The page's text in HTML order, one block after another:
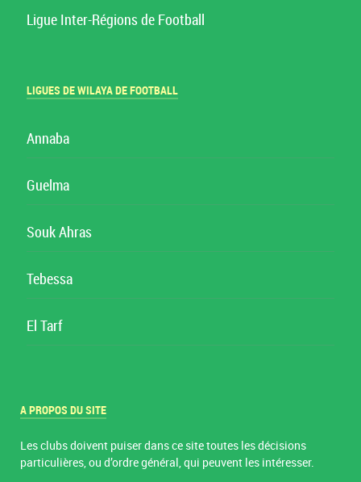
Ligue Inter-Régions de Football
LIGUES DE WILAYA DE FOOTBALL
Annaba
Guelma
Souk Ahras
Tebessa
El Tarf
A PROPOS DU SITE
Les clubs doivent puiser dans ce site toutes les décisions
particulières, ou d’ordre général, qui peuvent les intéresser.